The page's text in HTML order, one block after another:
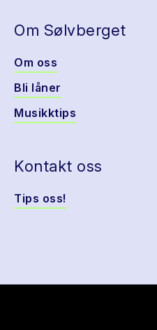
Om Sølvberget
Om oss
Bli låner
Musikktips
Kontakt oss
Tips oss!